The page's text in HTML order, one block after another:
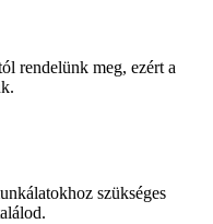
rendelünk meg, ezért a
szükséges